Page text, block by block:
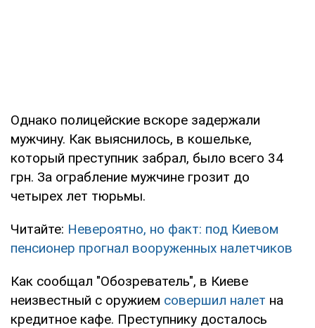
Однако полицейские вскоре задержали
мужчину. Как выяснилось, в кошельке,
который преступник забрал, было всего 34
грн. За ограбление мужчине грозит до
четырех лет тюрьмы.
Читайте: Невероятно, но факт: под Киевом
пенсионер прогнал вооруженных налетчиков
Как сообщал "Обозреватель", в Киеве
неизвестный с оружием совершил налет на
кредитное кафе. Преступнику досталось